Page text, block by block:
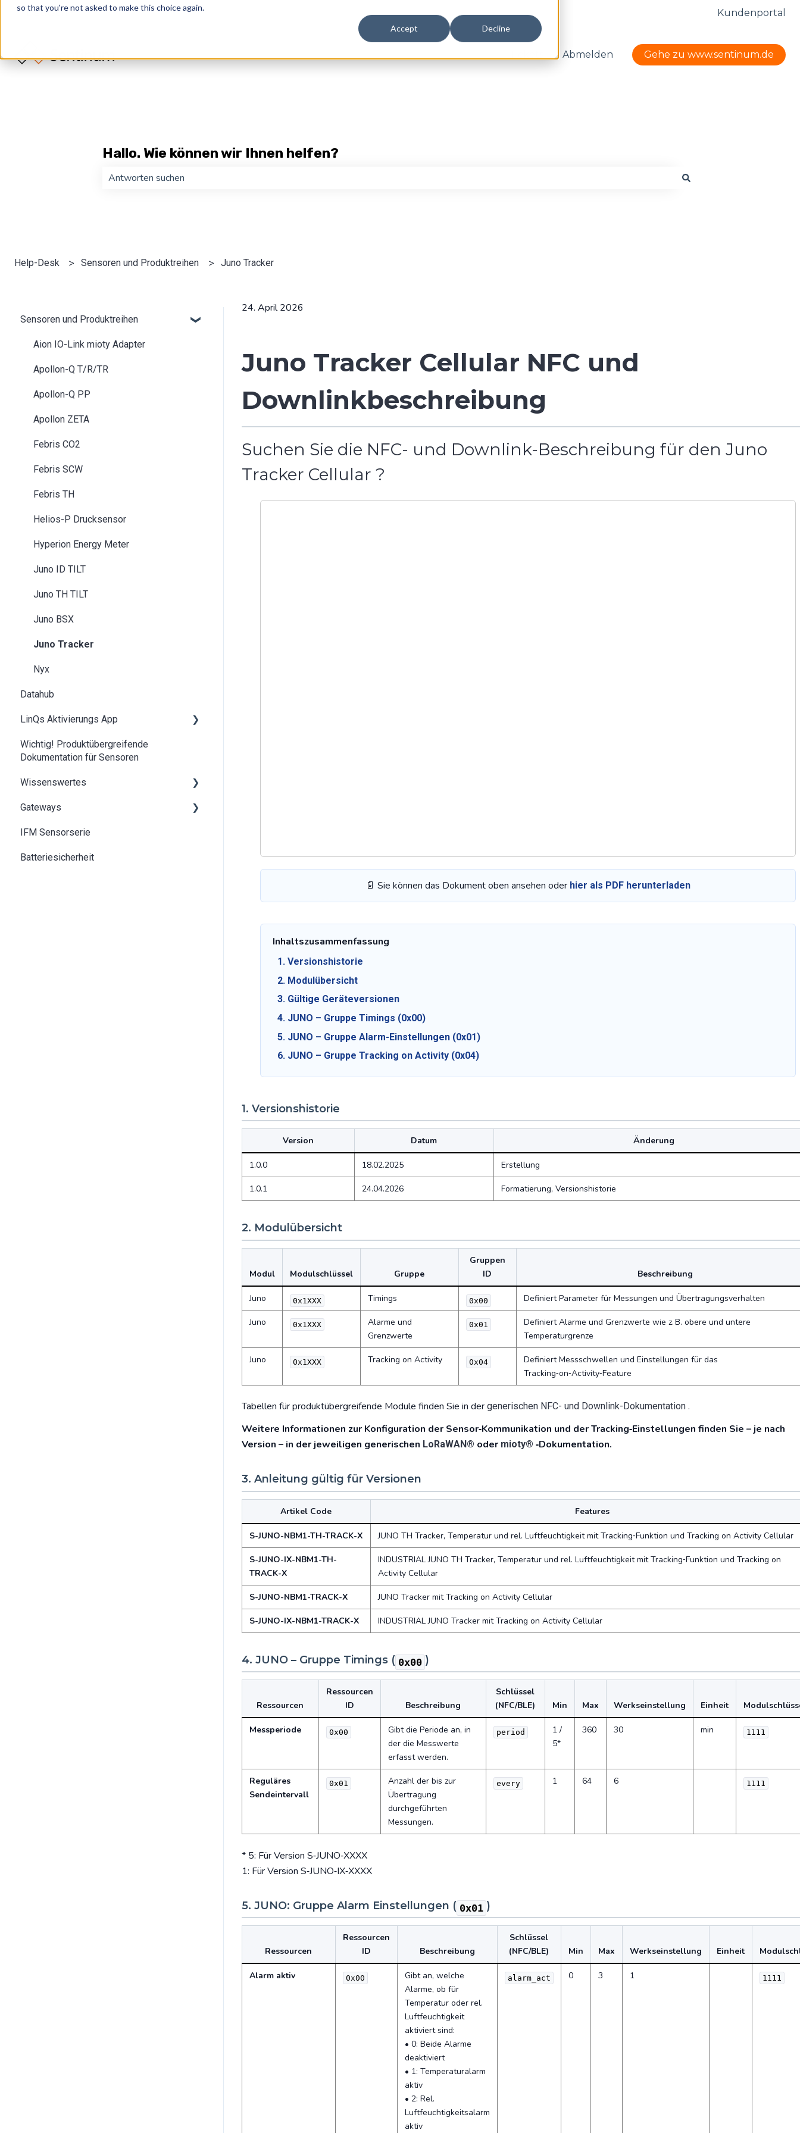
so that you're not asked to make this choice again.
Accept Decline
DeutschUntermenü für Übersetzungen anzeigen Kundenportal
Abmelden Gehe zu www.sentinum.de
Hallo. Wie können wir Ihnen helfen?
Help-Desk Sensoren und Produktreihen Juno Tracker
24. April 2026
Juno Tracker Cellular NFC und
Downlinkbeschreibung
Suchen Sie die NFC- und Downlink-Beschreibung für den Juno
Tracker Cellular ?
📄 Sie können das Dokument oben ansehen oder hier als PDF herunterladen
Inhaltszusammenfassung
1. Versionshistorie
2. Modulübersicht
3. Gültige Geräteversionen
4. JUNO – Gruppe Timings (0x00)
5. JUNO – Gruppe Alarm‑Einstellungen (0x01)
6. JUNO – Gruppe Tracking on Activity (0x04)
1. Versionshistorie
Version Datum Änderung
1.0.0 18.02.2025 Erstellung
1.0.1 24.04.2026 Formatierung, Versionshistorie
2. Modulübersicht
Modul Modulschlüssel Gruppe
Gruppen
ID
Beschreibung
Juno 0x1XXX Timings 0x00 Definiert Parameter für Messungen und Übertragungsverhalten
Juno 0x1XXX
Alarme und
Grenzwerte
0x01
Definiert Alarme und Grenzwerte wie z. B. obere und untere
Temperaturgrenze
Juno 0x1XXX Tracking on Activity 0x04
Definiert Messschwellen und Einstellungen für das
Tracking‑on‑Activity‑Feature
Tabellen für produktübergreifende Module finden Sie in der generischen NFC‑ und Downlink‑Dokumentation .
Weitere Informationen zur Konfiguration der Sensor‑Kommunikation und der Tracking‑Einstellungen finden Sie – je nach
Version – in der jeweiligen generischen LoRaWAN® oder mioty® ‑Dokumentation.
3. Anleitung gültig für Versionen
Artikel Code Features
S-JUNO-NBM1-TH-TRACK-X JUNO TH Tracker, Temperatur und rel. Luftfeuchtigkeit mit Tracking‑Funktion und Tracking on Activity Cellular
S-JUNO-IX-NBM1-TH-
TRACK-X
INDUSTRIAL JUNO TH Tracker, Temperatur und rel. Luftfeuchtigkeit mit Tracking‑Funktion und Tracking on
Activity Cellular
S-JUNO-NBM1-TRACK-X JUNO Tracker mit Tracking on Activity Cellular
S-JUNO-IX-NBM1-TRACK-X INDUSTRIAL JUNO Tracker mit Tracking on Activity Cellular
4. JUNO – Gruppe Timings ( 0x00 )
Ressourcen
Ressourcen
ID
Beschreibung
Schlüssel
(NFC/BLE)
Min Max Werkseinstellung Einheit
Messperiode 0x00
Gibt die Periode an, in
der die Messwerte
erfasst werden.
period
1 /
5*
360 30 min 1111
Reguläres
Sendeintervall
0x01
Anzahl der bis zur
Übertragung
durchgeführten
Messungen.
every 1 64 6 1111
* 5: Für Version S‑JUNO‑XXXX
1: Für Version S‑JUNO‑IX‑XXXX
5. JUNO: Gruppe Alarm Einstellungen ( 0x01 )
Ressourcen
Ressourcen
ID
Beschreibung
Schlüssel
(NFC/BLE)
Min Max Werkseinstellung Einheit
Alarm aktiv 0x00
Gibt an, welche
Alarme, ob für
Temperatur oder rel.
Luftfeuchtigkeit
aktiviert sind:
• 0: Beide Alarme
deaktiviert
• 1: Temperaturalarm
aktiv
• 2: Rel.
Luftfeuchtigkeitsalarm
aktiv
alarm_act 0 3 1 1111
Sensoren und Produktreihen
Aion IO-Link mioty Adapter
Apollon-Q T/R/TR
Apollon-Q PP
Apollon ZETA
Febris CO2
Febris SCW
Febris TH
Helios-P Drucksensor
Hyperion Energy Meter
Juno ID TILT
Juno TH TILT
Juno BSX
Juno Tracker
Nyx
Datahub
LinQs Aktivierungs App
LinQs Dokumente Übersicht
Wichtig! Produktübergreifende
Dokumentation für Sensoren
Wissenswertes
Grundlagen des IoT und LPWAN
Gateways
SentiGate indoor Gateway
SentiGate Outdoor Gateway
IFM Sensorserie
Batteriesicherheit